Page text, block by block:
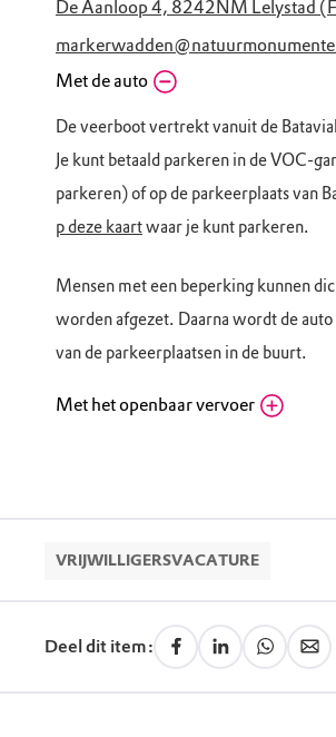
De Aanloop 4, 8242NM Lelystad
Met de auto
De veerboot vertrekt vanuit de
Je kunt betaald parkeren in de VOC-
parkeren) of op de parkeerplaats van
p deze kaartwaar je kunt parkeren.
Mensen met een beperking kunnen
worden afgezet. Daarna wordt de
van de parkeerplaatsen in de buurt.
Met het openbaar vervoer
Haven Marker Wadden : De
halte Bataviahaven Lijn 3
Centrum in de rijrichting.
Lelybaan Schoonzicht over en
van het gebouw met het
VRIJWILLIGERSVACATURE
Deel dit item: